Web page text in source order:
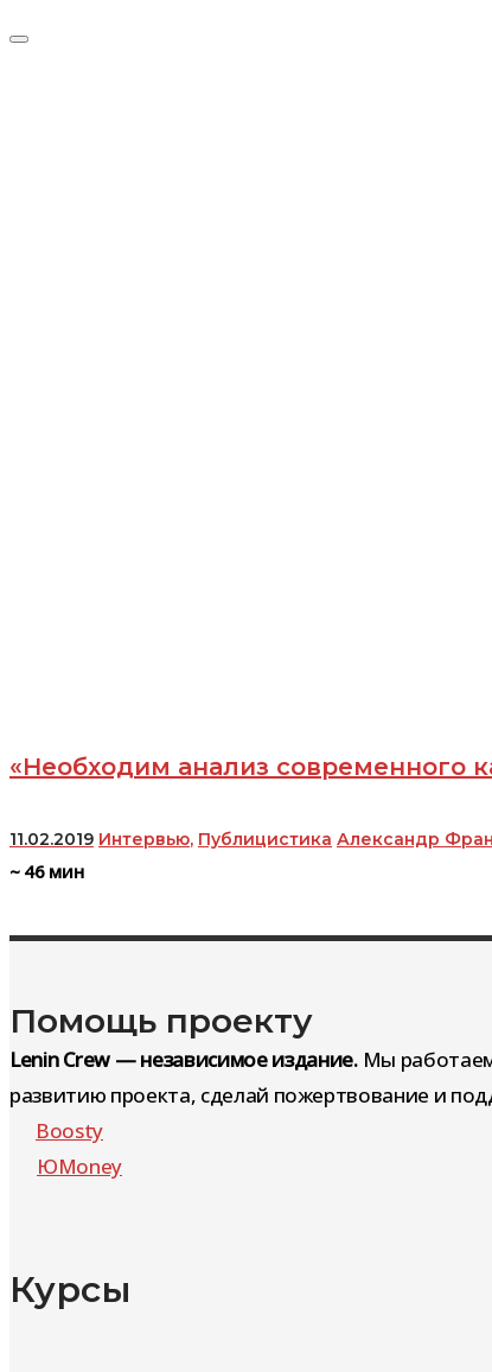
«Необходим анализ современного
11.02.2019 Интервью, Публицистика Александр
~ 46 мин
Помощь проекту
Lenin Crew — независимое издание.Мы работаем
развитию проекта, сделай пожертвование и
Boosty
ЮMoney
Курсы